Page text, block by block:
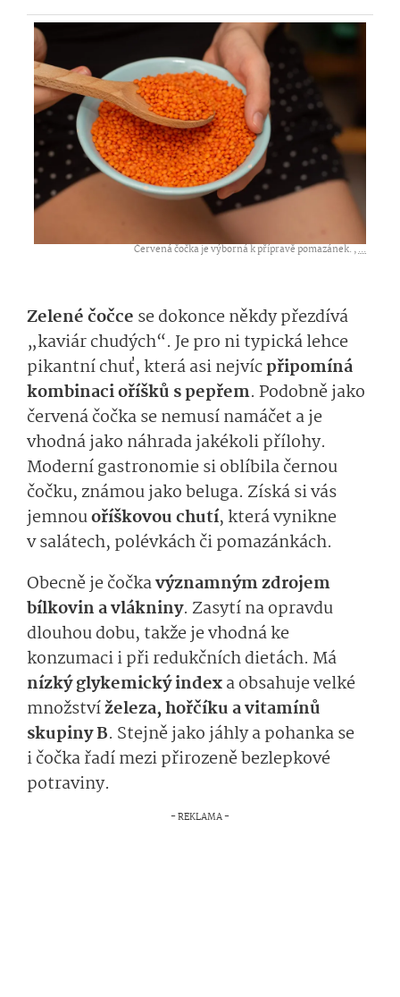
Červená čočka je výborná k přípravě pomazánek. ,...
Zelené čočce se dokonce někdy přezdívá
„kaviár chudých“. Je pro ni typická lehce
pikantní chuť, která asi nejvícpřipomíná
kombinaci oříšků s pepřem. Podobně jako
červená čočka se nemusí namáčet a je
vhodná jako náhrada jakékoli přílohy.
Moderní gastronomie si oblíbila černou
čočku, známou jako beluga. Získá si vás
jemnouoříškovou chutí, která vynikne
v salátech, polévkách či pomazánkách.
Obecně je čočkavýznamným zdrojem
bílkovin a vlákniny. Zasytí na opravdu
dlouhou dobu, takže je vhodná ke
konzumaci i při redukčních dietách. Má
nízký glykemický indexa obsahuje velké
množstvíželeza, hořčíku a vitamínů
skupiny B. Stejně jako jáhly a pohanka se
i čočka řadí mezi přirozeně bezlepkové
potraviny.